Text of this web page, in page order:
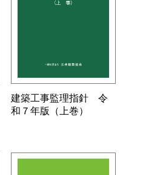
建築工事監理指針 令
和７年版（上巻）